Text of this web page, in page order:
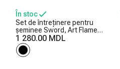
În stoc
Set de întreținere pentru
șeminee Sword, Art Flame,
750x250x250 mm
1 280.00 MDL